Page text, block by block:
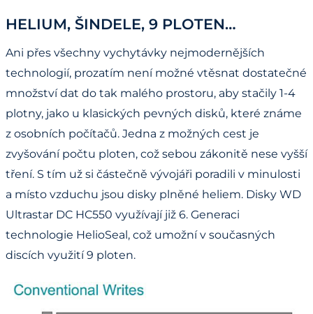
HELIUM, ŠINDELE, 9 PLOTEN…
Ani přes všechny vychytávky nejmodernějších
technologií, prozatím není možné vtěsnat dostatečné
množství dat do tak malého prostoru, aby stačily 1-4
plotny, jako u klasických pevných disků, které známe
z osobních počítačů. Jedna z možných cest je
zvyšování počtu ploten, což sebou zákonitě nese vyšší
tření. S tím už si částečně vývojáři poradili v minulosti
a místo vzduchu jsou disky plněné heliem. Disky WD
Ultrastar DC HC550 využívají již 6. Generaci
technologie HelioSeal, což umožní v současných
discích využití 9 ploten.